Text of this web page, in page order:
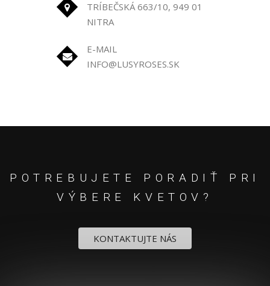
TRÍBEČSKÁ 663/10, 949 01
NITRA
E-MAIL
INFO@LUSYROSES.SK
POTREBUJETE PORADIŤ PRI
VÝBERE KVETOV?
KONTAKTUJTE NÁS